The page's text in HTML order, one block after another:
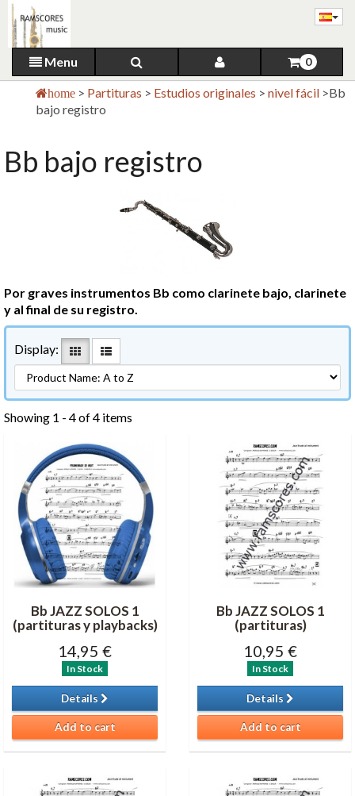
Menu 0
home > Partituras > Estudios originales > nivel fácil >Bb
bajo registro
Bb bajo registro
Por graves instrumentos Bb como clarinete bajo, clarinete
y al final de su registro.
Display:
Showing 1 - 4 of 4 items
Bb JAZZ SOLOS 1
(partituras y playbacks)
14,95 €
In Stock
Details
Add to cart
Bb JAZZ SOLOS 1
(partituras)
10,95 €
In Stock
Details
Add to cart